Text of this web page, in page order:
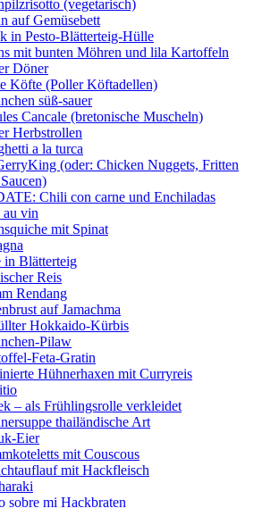
(vegetarisch)
auf Gemüsebett
in Pesto-Blätterteig-Hülle
mit bunten Möhren und lila Kartoffeln
Döner
Köfte (Poller Köftadellen)
süß-sauer
Cancale (bretonische Muscheln)
Herbstrollen
a la turca
(oder: Chicken Nuggets, Fritten
Chili con carne und Enchiladas
au vin
mit Spinat
in Blätterteig
Reis
Rendang
auf Jamachma
Hokkaido-Kürbis
Pilaw
Feta-Gratin
Hühnerhaxen mit Curryreis
– als Frühlingsrolle verkleidet
thailändische Art
Eier
mit Couscous
mit Hackfleisch
sobre mi Hackbraten